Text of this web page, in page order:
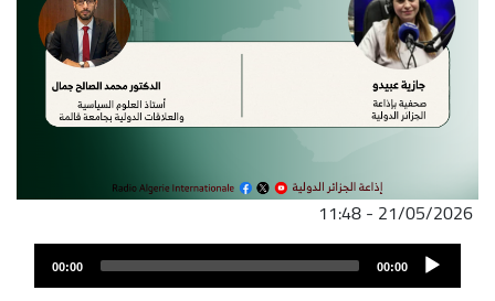
21/05/2026 - 11:48
ملف
الصوت
Audio
Player
00:00
00:00